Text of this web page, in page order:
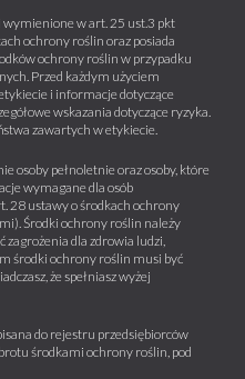
wymienione w art. 25 ust.3 pkt
ochrony roślin oraz posiada
ochrony roślin w przypadku
Przed każdym użyciem
i informacje dotyczące
wskazania dotyczące ryzyka.
zawartych w etykiecie.
osoby pełnoletnie oraz osoby, które
wymagane dla osób
28 ustawy o środkach ochrony
Środki ochrony roślin należy
zagrożenia dla zdrowia ludzi,
środki ochrony roślin musi być
że spełniasz wyżej
do rejestru przedsiębiorców
środkami ochrony roślin, pod